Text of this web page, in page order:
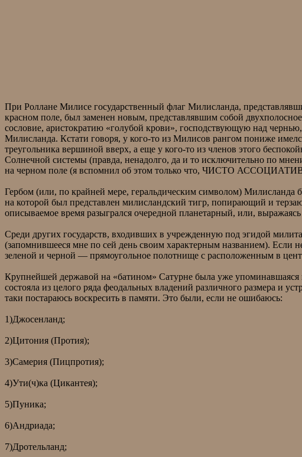
При Роллане Милисе государственный флаг Милисланда,
красном поле, был заменен новым, представлявшим собой
сословие, аристократию «голубой крови», господствующую над
Милисланда. Кстати говоря, у кого-то из Милисов рангом пониже
треугольника вершиной вверх, а еще у кого-то из членов этого
Солнечной системы (правда, ненадолго, да и то исключительно по
на черном поле (я вспомнил об этом только что, ЧИСТО
Гербом (или, по крайней мере, геральдическим символом)
на которой был представлен милисландский тигр, попирающий и
описываемое время разыгрался очередной планетарный, или,
Среди других государств, входивших в учрежденную под эгидой
(запомнившееся мне по сей день своим характерным названием). Если
зеленой и черной — прямоугольное полотнище с расположенным в
Крупнейшей державой на «батином» Сатурне была уже
состояла из целого ряда феодальных владений различного размера и
таки постараюсь воскресить в памяти. Это были, если не ошибаюсь:
1)Джосенланд;
2)Цитония (Протия);
3)Самерия (Пицпротия);
4)Ути(ч)ка (Цикантея);
5)Пуника;
6)Андриада;
7)Дротельланд;